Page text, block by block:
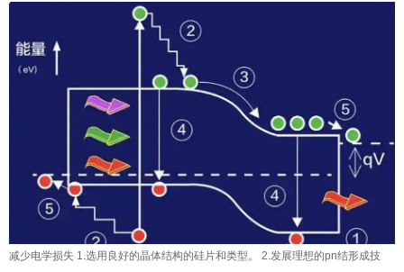
减少电学损失 1.选用良好的晶体结构的硅片和类型。 2.发展理想的pn结形成技